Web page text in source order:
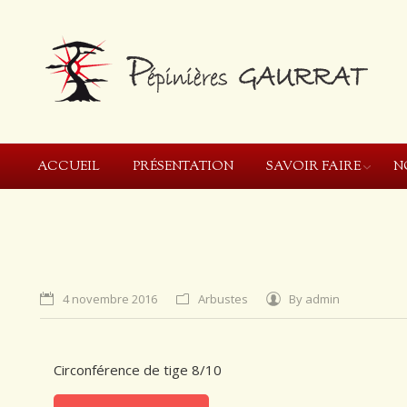
ACCUEIL PRÉSENTATION SAVOIR FAIRE
4 novembre 2016 Arbustes By admin
Circonférence de tige 8/10